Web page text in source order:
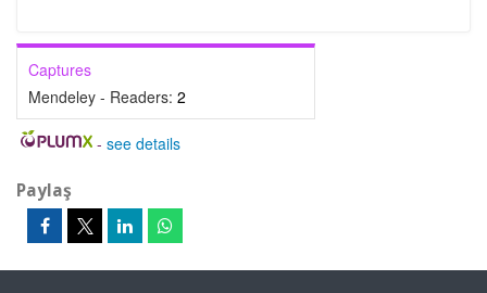
Captures
Mendeley - Readers: 2
- see details
Paylaş